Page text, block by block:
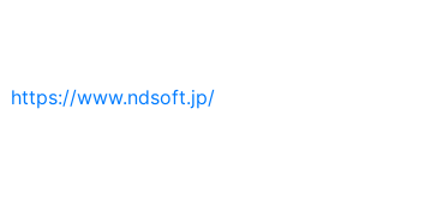
https://www.ndsoft.jp/